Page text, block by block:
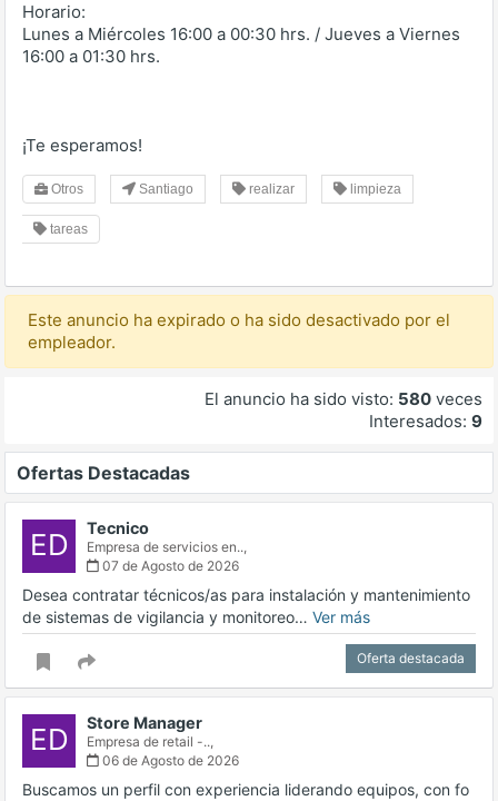
Horario:
Lunes a Miércoles 16:00 a 00:30 hrs. / Jueves a Viernes
16:00 a 01:30 hrs.
¡Te esperamos!
Otros Santiago realizar limpieza
tareas
Este anuncio ha expirado o ha sido desactivado por el
empleador.
El anuncio ha sido visto: 580 veces
Interesados: 9
Ofertas Destacadas
ED Tecnico
Empresa de servicios en..,
07 de Agosto de 2026
Desea contratar técnicos/as para instalación y mantenimiento
de sistemas de vigilancia y monitoreo… Ver más
Oferta destacada
ED Store Manager
Empresa de retail -..,
06 de Agosto de 2026
Buscamos un perfil con experiencia liderando equipos, con fo